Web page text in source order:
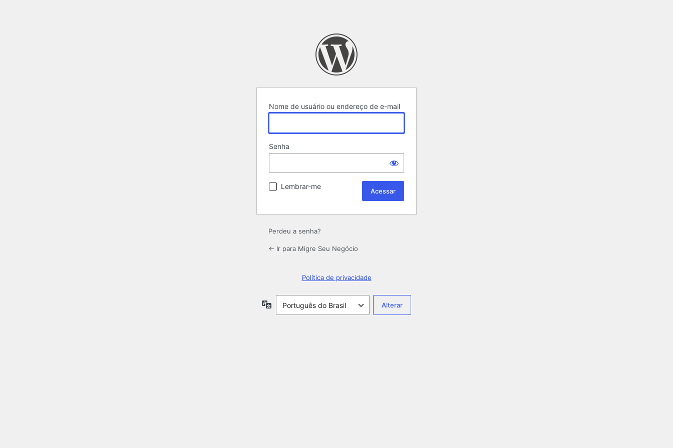
Nome de usuário ou endereço de e-mail
Senha
Lembrar-me
Perdeu a senha?
← Ir para Migre Seu Negócio
Política de privacidade
Idioma